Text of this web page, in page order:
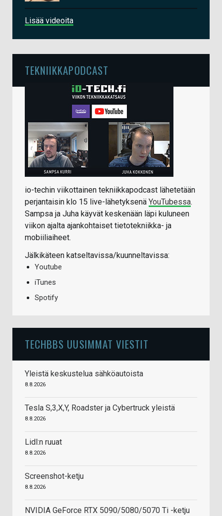
Lisää videoita
TEKNIIKKAPODCAST
io-techin viikottainen tekniikkapodcast lähetetään
perjantaisin klo 15 live-lähetyksenä YouTubessa.
Sampsa ja Juha käyvät keskenään läpi kuluneen
viikon ajalta ajankohtaiset tietotekniikka- ja
mobiiliaiheet.
Jälkikäteen katseltavissa/kuunneltavissa:
Youtube
iTunes
Spotify
TECHBBS UUSIMMAT VIESTIT
Yleistä keskustelua sähköautoista
8.8.2026
Tesla S,3,X,Y, Roadster ja Cybertruck yleistä
8.8.2026
Lidl:n ruuat
8.8.2026
Screenshot-ketju
8.8.2026
NVIDIA GeForce RTX 5090/5080/5070 Ti -ketju